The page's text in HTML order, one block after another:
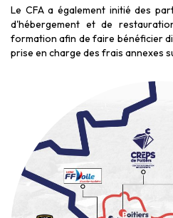
Le CFA a également initié des
d'hébergement et de
formation afin de faire bénéficier
prise en charge des frais annexes